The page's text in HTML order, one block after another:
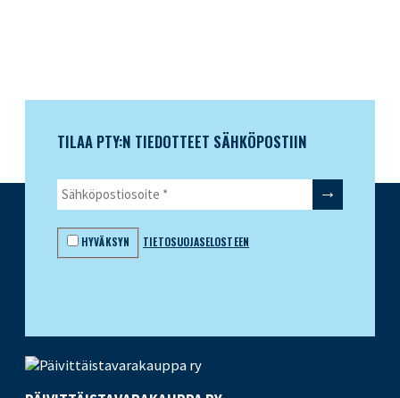
TILAA PTY:N TIEDOTTEET SÄHKÖPOSTIIN
HYVÄKSYN TIETOSUOJASELOSTEEN